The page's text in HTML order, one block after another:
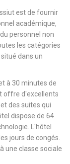
est de fournir
académique,
personnel non
les catégories
dans un
à 30 minutes de
offre d'excellents
des suites qui
dispose de 64
L'hôtel
jours de congés.
une classe sociale